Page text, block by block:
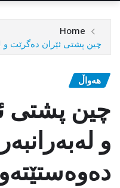
Home
چین پشتی ئێران دەگرێت و
هەواڵ
چین پشتی
و